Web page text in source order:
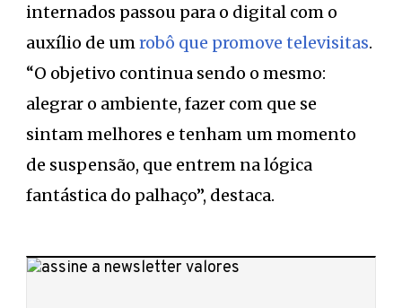
internados passou para o digital com o
auxílio de umrobô que promove televisitas.
“O objetivo continua sendo o mesmo:
alegrar o ambiente, fazer com que se
sintam melhores e tenham um momento
de suspensão, que entrem na lógica
fantástica do palhaço”, destaca.